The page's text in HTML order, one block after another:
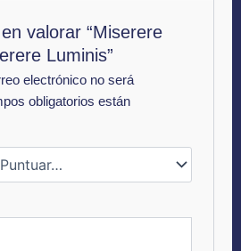
valorar “Miserere
Luminis”
electrónico no será
obligatorios están